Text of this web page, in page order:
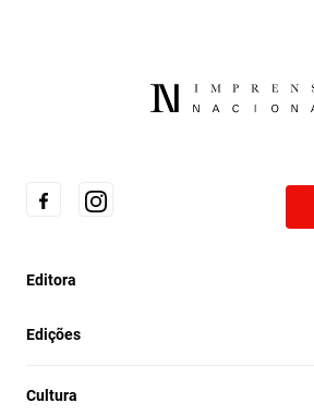
Editora
Edições
Cultura